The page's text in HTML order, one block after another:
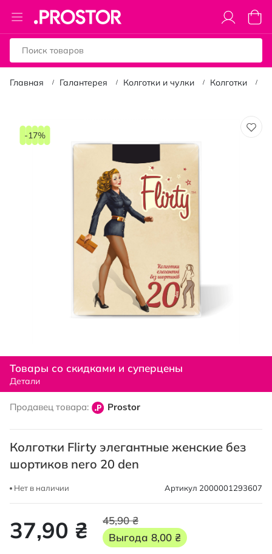
Toggle
Nav
Моя
Главная Галантерея Колготки и чулки Колготки
перейти
-17%
к
началу
галереи
Товары со скидками и суперцены
Детали
Продавец товара: Prostor
Колготки Flirty элегантные женские без
шортиков nero 20 den
Нет в наличии Артикул 2000001293607
37,90 ₴
45,90 ₴
Выгода 8,00 ₴